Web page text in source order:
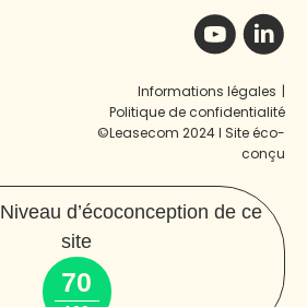
Informations légales |
Politique de confidentialité
©Leasecom 2024 I Site éco-
conçu
d’écoconception de ce
site
70